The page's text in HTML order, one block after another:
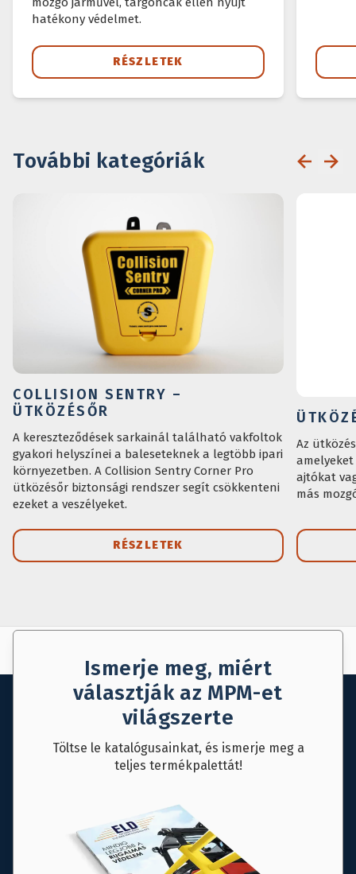
hatékony védelmet.
RÉSZLETEK
További kategóriák
COLLISION SENTRY –
ÜTKÖZÉSŐR
A kereszteződések sarkainál található vakfoltok
gyakori helyszínei a baleseteknek a legtöbb ipari
környezetben. A Collision Sentry Corner Pro
ütközésőr biztonsági rendszer segít csökkenteni
ezeket a veszélyeket.
RÉSZLETEK
Az
amelyeket
ajtókat
más
Ismerje meg, miért
választják az MPM-et
világszerte
Töltse le katalógusainkat, és ismerje meg a
teljes termékpalettát!